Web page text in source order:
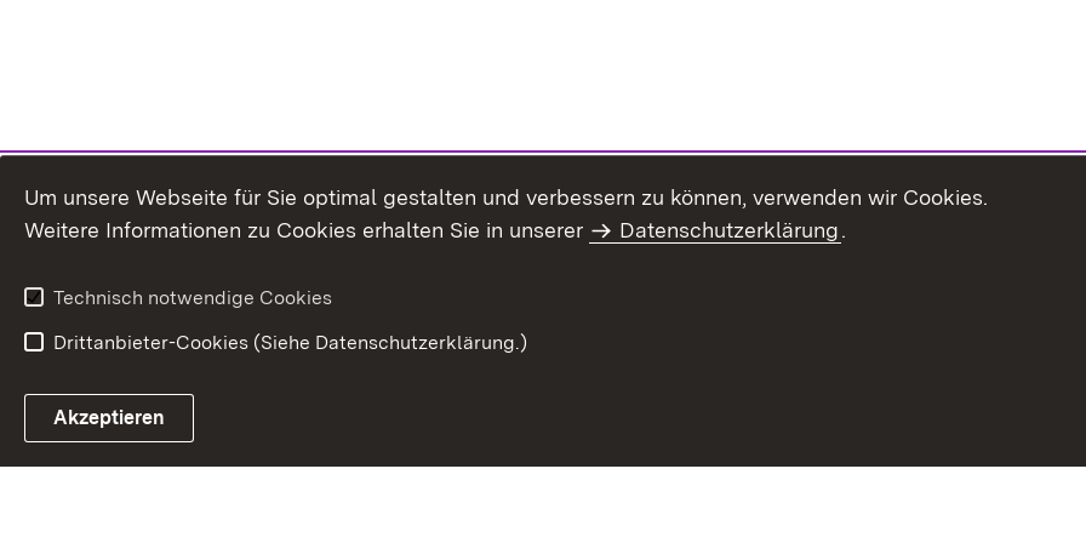
Um unsere Webseite für Sie optimal gestalten und verbessern zu können, verwenden wir Cookies.
Weitere Informationen zu Cookies erhalten Sie in unserer
Datenschutzerklärung.
Technisch notwendige Cookies
Drittanbieter-Cookies (Siehe Datenschutzerklärung.)
Akzeptieren